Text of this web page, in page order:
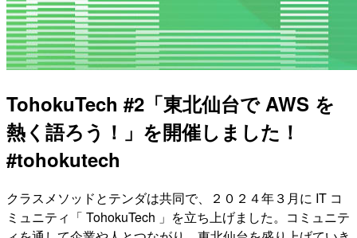
TohokuTech #2「東北仙台で AWS を
熱く語ろう！」を開催しました！
#tohokutech
クラスメソッドとテンダは共同で、２０２４年３月に IT コ
ミュニティ「 TohokuTech 」を立ち上げました。コミュニテ